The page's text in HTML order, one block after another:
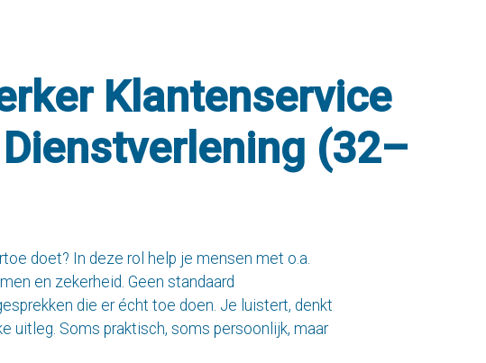
Klantenservice
(32–
doet? In deze rol help je mensen met o.a.
en zekerheid. Geen standaard
die er écht toe doen. Je luistert, denkt
uitleg. Soms praktisch, soms persoonlijk, maar